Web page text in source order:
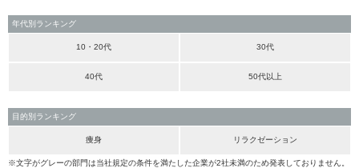
年代別ランキング
10・20代 30代
40代 50代以上
目的別ランキング
痩身 リラクゼーション
※文字がグレーの部門は当社規定の条件を満たした企業が2社未満のため発表しておりません。